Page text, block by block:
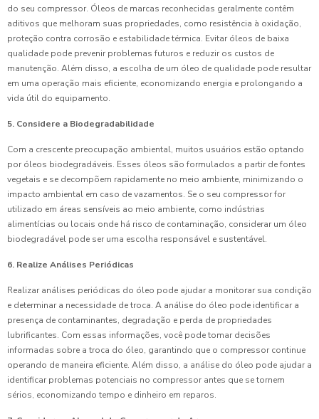
do seu compressor. Óleos de marcas reconhecidas geralmente contêm
aditivos que melhoram suas propriedades, como resistência à oxidação,
proteção contra corrosão e estabilidade térmica. Evitar óleos de baixa
qualidade pode prevenir problemas futuros e reduzir os custos de
manutenção. Além disso, a escolha de um óleo de qualidade pode resultar
em uma operação mais eficiente, economizando energia e prolongando a
vida útil do equipamento.
5. Considere a Biodegradabilidade
Com a crescente preocupação ambiental, muitos usuários estão optando
por óleos biodegradáveis. Esses óleos são formulados a partir de fontes
vegetais e se decompõem rapidamente no meio ambiente, minimizando o
impacto ambiental em caso de vazamentos. Se o seu compressor for
utilizado em áreas sensíveis ao meio ambiente, como indústrias
alimentícias ou locais onde há risco de contaminação, considerar um óleo
biodegradável pode ser uma escolha responsável e sustentável.
6. Realize Análises Periódicas
Realizar análises periódicas do óleo pode ajudar a monitorar sua condição
e determinar a necessidade de troca. A análise do óleo pode identificar a
presença de contaminantes, degradação e perda de propriedades
lubrificantes. Com essas informações, você pode tomar decisões
informadas sobre a troca do óleo, garantindo que o compressor continue
operando de maneira eficiente. Além disso, a análise do óleo pode ajudar a
identificar problemas potenciais no compressor antes que se tornem
sérios, economizando tempo e dinheiro em reparos.